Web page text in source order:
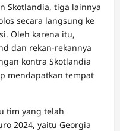
Skotlandia, tiga lainnya
secara langsung ke
Oleh karena itu,
dan rekan-rekannya
kontra Skotlandia
mendapatkan tempat
tim yang telah
2024, yaitu Georgia